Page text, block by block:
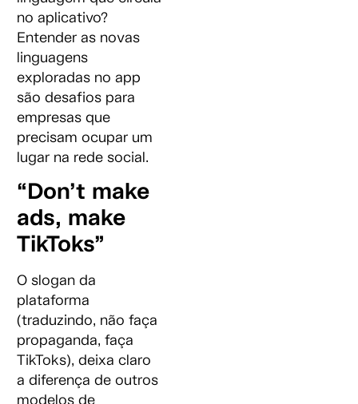
no aplicativo?
Entender as novas
linguagens
exploradas no app
são desafios para
empresas que
precisam ocupar um
lugar na rede social.
“Don’t make
ads, make
TikToks”
O slogan da
plataforma
(traduzindo, não faça
propaganda, faça
TikToks), deixa claro
a diferença de outros
modelos de